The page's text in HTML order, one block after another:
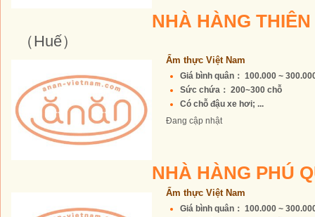
NHÀ HÀNG
（Huế）
Ẩm thực Việt Nam
Giá bình quân： 100.000 ~
Sức chứa： 200~300 chỗ
Có chỗ đậu xe hơi; ...
Đang cập nhật
NHÀ HÀNG PHÚ
Ẩm thực Việt Nam
Giá bình quân： 100.000 ~